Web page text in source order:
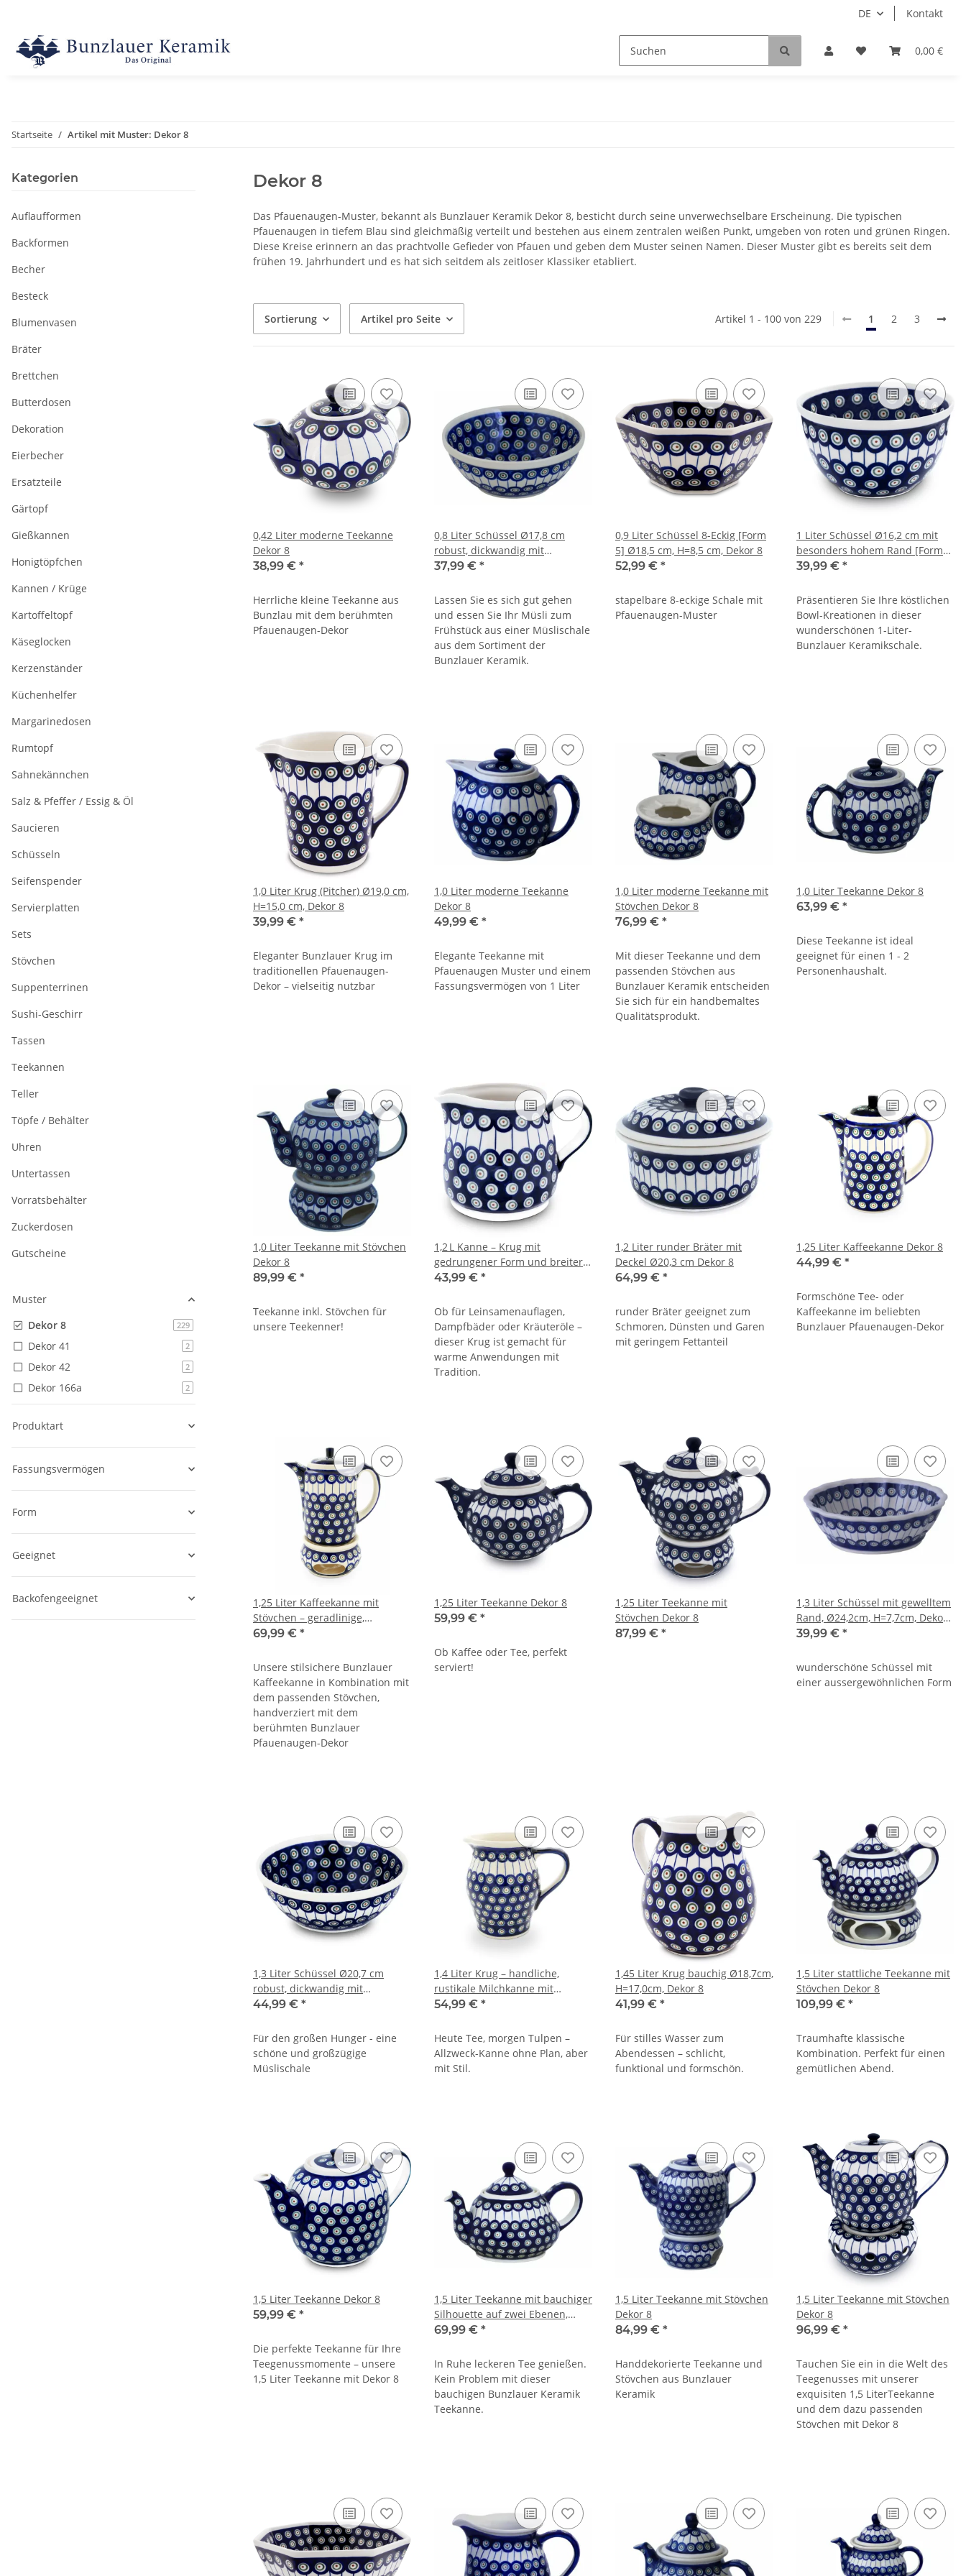
DE Kontakt
0,00 €
Startseite Artikel mit Muster: Dekor 8
Dekor 8
Das Pfauenaugen-Muster, bekannt als Bunzlauer Keramik Dekor 8, besticht durch seine unverwechselbare Erscheinung. Die typischen
Pfauenaugen in tiefem Blau sind gleichmäßig verteilt und bestehen aus einem zentralen weißen Punkt, umgeben von roten und grünen Ringen.
Diese Kreise erinnern an das prachtvolle Gefieder von Pfauen und geben dem Muster seinen Namen. Dieser Muster gibt es bereits seit dem
frühen 19. Jahrhundert und es hat sich seitdem als zeitloser Klassiker etabliert.
Sortierung Artikel pro Seite Artikel 1 - 100 von 229 1 2 3
0,42 Liter moderne Teekanne
Dekor 8
38,99 € *
Herrliche kleine Teekanne aus
Bunzlau mit dem berühmten
Pfauenaugen-Dekor
0,8 Liter Schüssel Ø17,8 cm
robust, dickwandig mit
Innendekor [Form 1] Dekor 8
37,99 € *
Lassen Sie es sich gut gehen
und essen Sie Ihr Müsli zum
Frühstück aus einer Müslischale
aus dem Sortiment der
Bunzlauer Keramik.
0,9 Liter Schüssel 8-Eckig [Form
5] Ø18,5 cm, H=8,5 cm, Dekor 8
52,99 € *
stapelbare 8-eckige Schale mit
Pfauenaugen-Muster
1 Liter Schüssel Ø16,2 cm mit
besonders hohem Rand [Form
2] Dekor 8
39,99 € *
Präsentieren Sie Ihre köstlichen
Bowl-Kreationen in dieser
wunderschönen 1-Liter-
Bunzlauer Keramikschale.
1,0 Liter Krug (Pitcher) Ø19,0 cm,
H=15,0 cm, Dekor 8
39,99 € *
Eleganter Bunzlauer Krug im
traditionellen Pfauenaugen-
Dekor – vielseitig nutzbar
1,0 Liter moderne Teekanne
Dekor 8
49,99 € *
Elegante Teekanne mit
Pfauenaugen Muster und einem
Fassungsvermögen von 1 Liter
1,0 Liter moderne Teekanne mit
Stövchen Dekor 8
76,99 € *
Mit dieser Teekanne und dem
passenden Stövchen aus
Bunzlauer Keramik entscheiden
Sie sich für ein handbemaltes
Qualitätsprodukt.
1,0 Liter Teekanne Dekor 8
63,99 € *
Diese Teekanne ist ideal
geeignet für einen 1 - 2
Personenhaushalt.
1,0 Liter Teekanne mit Stövchen
Dekor 8
89,99 € *
Teekanne inkl. Stövchen für
unsere Teekenner!
1,2 L Kanne – Krug mit
gedrungener Form und breiter
Standfläche, Dekor 8
43,99 € *
Ob für Leinsamenauflagen,
Dampfbäder oder Kräuteröle –
dieser Krug ist gemacht für
warme Anwendungen mit
Tradition.
1,2 Liter runder Bräter mit
Deckel Ø20,3 cm Dekor 8
64,99 € *
runder Bräter geeignet zum
Schmoren, Dünsten und Garen
mit geringem Fettanteil
1,25 Liter Kaffeekanne Dekor 8
44,99 € *
Formschöne Tee- oder
Kaffeekanne im beliebten
Bunzlauer Pfauenaugen-Dekor
1,25 Liter Kaffeekanne mit
Stövchen – geradlinige,
zylindrische Form, Dekor 8
69,99 € *
Unsere stilsichere Bunzlauer
Kaffeekanne in Kombination mit
dem passenden Stövchen,
handverziert mit dem
berühmten Bunzlauer
Pfauenaugen-Dekor
1,25 Liter Teekanne Dekor 8
59,99 € *
Ob Kaffee oder Tee, perfekt
serviert!
1,25 Liter Teekanne mit
Stövchen Dekor 8
87,99 € *
1,3 Liter Schüssel mit gewelltem
Rand, Ø24,2cm, H=7,7cm, Dekor
8
39,99 € *
wunderschöne Schüssel mit
einer aussergewöhnlichen Form
1,3 Liter Schüssel Ø20,7 cm
robust, dickwandig mit
Innendekor [Form 1] Dekor 8
44,99 € *
Für den großen Hunger - eine
schöne und großzügige
Müslischale
1,4 Liter Krug – handliche,
rustikale Milchkanne mit
breitem Ausguss, Dekor 8
54,99 € *
Heute Tee, morgen Tulpen –
Allzweck-Kanne ohne Plan, aber
mit Stil.
1,45 Liter Krug bauchig Ø18,7cm,
H=17,0cm, Dekor 8
41,99 € *
Für stilles Wasser zum
Abendessen – schlicht,
funktional und formschön.
1,5 Liter stattliche Teekanne mit
Stövchen Dekor 8
109,99 € *
Traumhafte klassische
Kombination. Perfekt für einen
gemütlichen Abend.
1,5 Liter Teekanne Dekor 8
59,99 € *
Die perfekte Teekanne für Ihre
Teegenussmomente – unsere
1,5 Liter Teekanne mit Dekor 8
1,5 Liter Teekanne mit bauchiger
Silhouette auf zwei Ebenen,
Dekor 8
69,99 € *
In Ruhe leckeren Tee genießen.
Kein Problem mit dieser
bauchigen Bunzlauer Keramik
Teekanne.
1,5 Liter Teekanne mit Stövchen
Dekor 8
84,99 € *
Handdekorierte Teekanne und
Stövchen aus Bunzlauer
Keramik
1,5 Liter Teekanne mit Stövchen
Dekor 8
96,99 € *
Tauchen Sie ein in die Welt des
Teegenusses mit unserer
exquisiten 1,5 LiterTeekanne
und dem dazu passenden
Stövchen mit Dekor 8
Kategorien
Auflaufformen
Backformen
Becher
Besteck
Blumenvasen
Bräter
Brettchen
Butterdosen
Dekoration
Eierbecher
Ersatzteile
Gärtopf
Gießkannen
Honigtöpfchen
Kannen / Krüge
Kartoffeltopf
Käseglocken
Kerzenständer
Küchenhelfer
Margarinedosen
Rumtopf
Sahnekännchen
Salz & Pfeffer / Essig & Öl
Saucieren
Schüsseln
Seifenspender
Servierplatten
Sets
Stövchen
Suppenterrinen
Sushi-Geschirr
Tassen
Teekannen
Teller
Töpfe / Behälter
Uhren
Untertassen
Vorratsbehälter
Zuckerdosen
Gutscheine
Muster
Dekor 8
229Artikel gefunden
Dekor 41 2Artikel gefunden
Dekor 42 2Artikel gefunden
Dekor 166a 2Artikel gefunden
Produktart
Fassungsvermögen
Form
Geeignet
Backofengeeignet